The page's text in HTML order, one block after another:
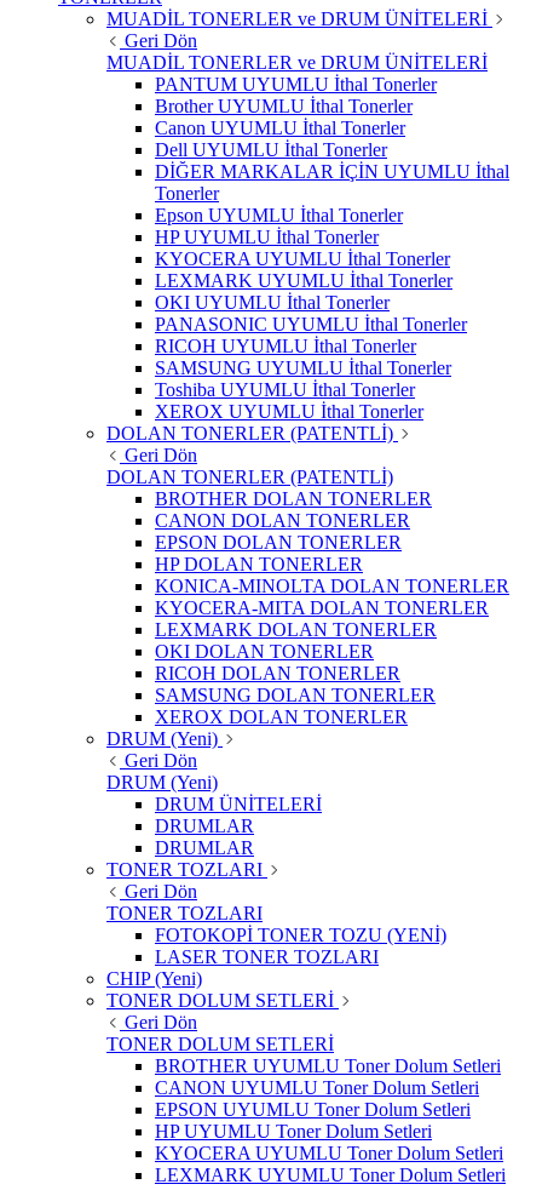
MUADİL TONERLER ve DRUM ÜNİTELERİ
Geri Dön
MUADİL TONERLER ve DRUM ÜNİTELERİ
PANTUM UYUMLU İthal Tonerler
Brother UYUMLU İthal Tonerler
Canon UYUMLU İthal Tonerler
Dell UYUMLU İthal Tonerler
DİĞER MARKALAR İÇİN UYUMLU İthal
Tonerler
Epson UYUMLU İthal Tonerler
HP UYUMLU İthal Tonerler
KYOCERA UYUMLU İthal Tonerler
LEXMARK UYUMLU İthal Tonerler
OKI UYUMLU İthal Tonerler
PANASONIC UYUMLU İthal Tonerler
RICOH UYUMLU İthal Tonerler
SAMSUNG UYUMLU İthal Tonerler
Toshiba UYUMLU İthal Tonerler
XEROX UYUMLU İthal Tonerler
DOLAN TONERLER (PATENTLİ)
Geri Dön
DOLAN TONERLER (PATENTLİ)
BROTHER DOLAN TONERLER
CANON DOLAN TONERLER
EPSON DOLAN TONERLER
HP DOLAN TONERLER
KONICA-MINOLTA DOLAN TONERLER
KYOCERA-MITA DOLAN TONERLER
LEXMARK DOLAN TONERLER
OKI DOLAN TONERLER
RICOH DOLAN TONERLER
SAMSUNG DOLAN TONERLER
XEROX DOLAN TONERLER
DRUM (Yeni)
Geri Dön
DRUM (Yeni)
DRUM ÜNİTELERİ
DRUMLAR
DRUMLAR
TONER TOZLARI
Geri Dön
TONER TOZLARI
FOTOKOPİ TONER TOZU (YENİ)
LASER TONER TOZLARI
CHIP (Yeni)
TONER DOLUM SETLERİ
Geri Dön
TONER DOLUM SETLERİ
BROTHER UYUMLU Toner Dolum Setleri
CANON UYUMLU Toner Dolum Setleri
EPSON UYUMLU Toner Dolum Setleri
HP UYUMLU Toner Dolum Setleri
KYOCERA UYUMLU Toner Dolum Setleri
LEXMARK UYUMLU Toner Dolum Setleri